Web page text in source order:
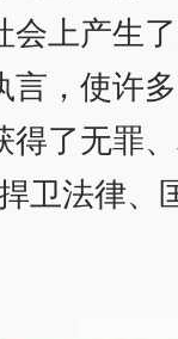
会上产生
言，使许
得了无罪
卫法律、